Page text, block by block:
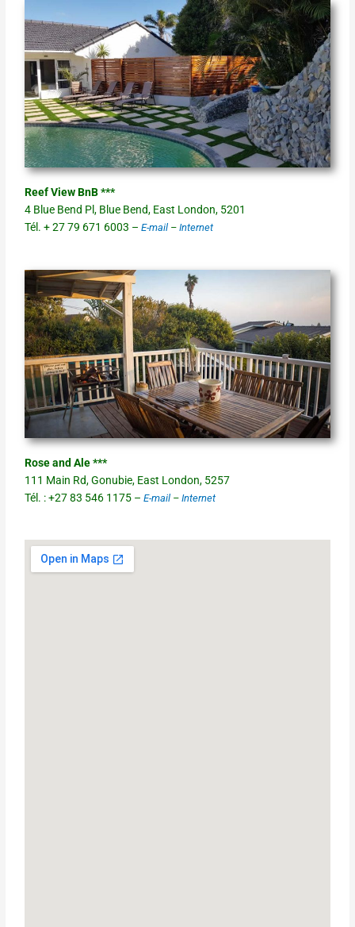
Reef View BnB ***
4 Blue Bend Pl, Blue Bend, East London, 5201
Tél. + 27 79 671 6003 –E-mail –Internet
Rose and Ale ***
111 Main Rd, Gonubie, East London, 5257
Tél. : +27 83 546 1175 –E-mail –Internet